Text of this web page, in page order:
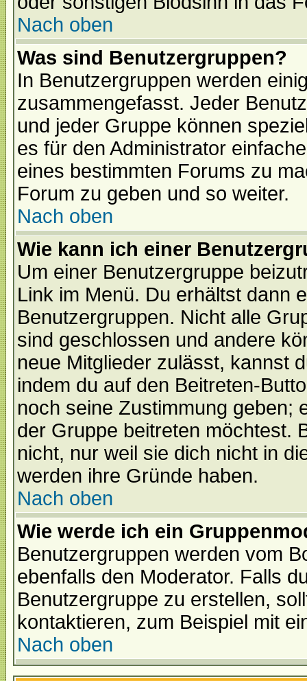
Nach oben
Was sind Benutzergruppen?
In Benutzergruppen werden
zusammengefasst. Jeder
und jeder Gruppe können
es für den Administrator
eines bestimmten Forums zu
Forum zu geben und so weiter.
Nach oben
Wie kann ich einer
Um einer Benutzergruppe
Link im Menü. Du erhältst dann
Benutzergruppen. Nicht alle
sind geschlossen und andere
neue Mitglieder zulässt, kannst
indem du auf den Beitreten-
noch seine Zustimmung geben;
der Gruppe beitreten möchtest.
nicht, nur weil sie dich nicht in
werden ihre Gründe haben.
Nach oben
Wie werde ich ein
Benutzergruppen werden vom
ebenfalls den Moderator. Falls
Benutzergruppe zu erstellen,
kontaktieren, zum Beispiel mit
Nach oben